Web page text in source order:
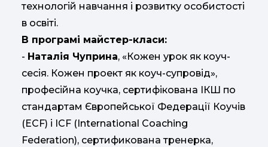
технологій навчання і розвитку особистості
в освіті.
В програмі майстер-класи:
- Наталія Чуприна, «Кожен урок як коуч-
сесія. Кожен проект як коуч-супровід»,
професійна коучка, сертифікована ІКШ по
стандартам Європейської Федерації Коучів
(ECF) і ICF (International Coaching
Federation), сертификована тренерка,